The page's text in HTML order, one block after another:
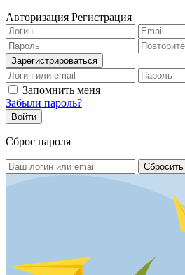
Авторизация Регистрация
Запомнить меня
Забыли пароль?
Сброс пароля